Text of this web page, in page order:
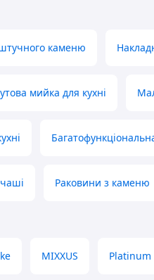
каменю
мийка для кухні
Раковини з каменю
MIXXUS Platinum